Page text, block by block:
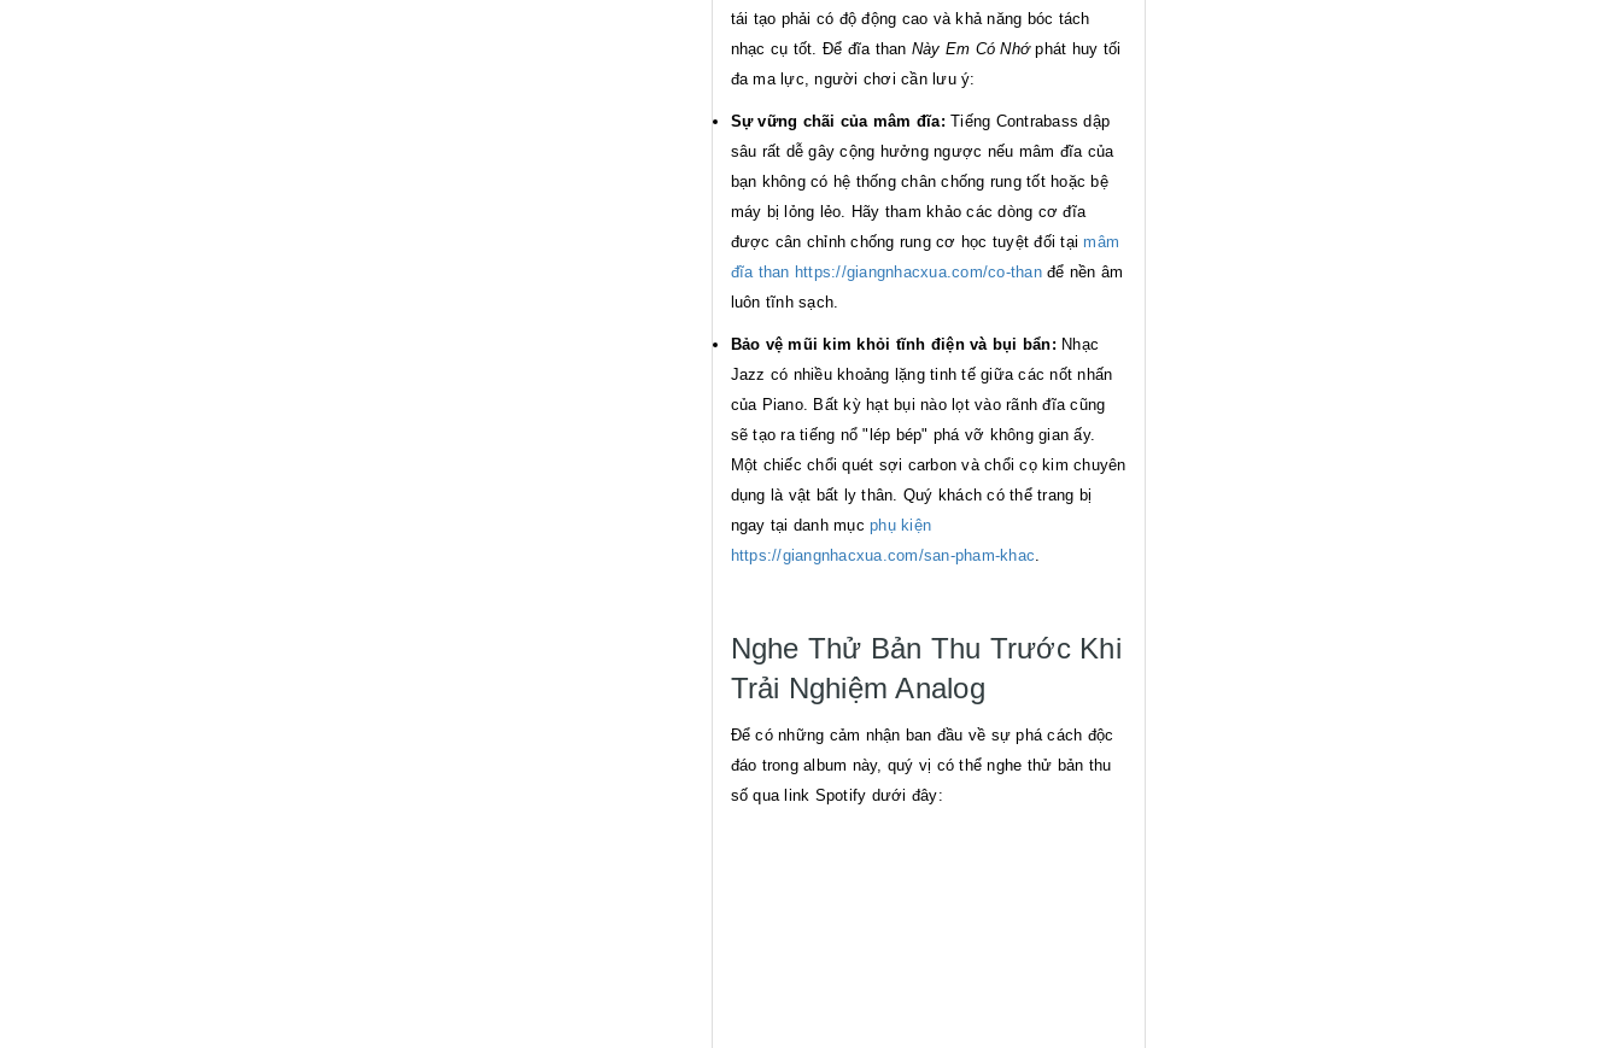
tái tạo phải có độ động cao và khả năng bóc tách
nhạc cụ tốt. Để đĩa than Này Em Có Nhớphát huy tối
đa ma lực, người chơi cần lưu ý:
Sự vững chãi của mâm đĩa: Tiếng Contrabass dập
sâu rất dễ gây cộng hưởng ngược nếu mâm đĩa của
bạn không có hệ thống chân chống rung tốt hoặc bệ
máy bị lỏng lẻo. Hãy tham khảo các dòng cơ đĩa
được cân chỉnh chống rung cơ học tuyệt đối tạimâm
đĩa than https://giangnhacxua.com/co-thanđể nền âm
luôn tĩnh sạch.
Bảo vệ mũi kim khỏi tĩnh điện và bụi bẩn: Nhạc
Jazz có nhiều khoảng lặng tinh tế giữa các nốt nhấn
của Piano. Bất kỳ hạt bụi nào lọt vào rãnh đĩa cũng
sẽ tạo ra tiếng nổ "lép bép" phá vỡ không gian ấy.
Một chiếc chổi quét sợi carbon và chổi cọ kim chuyên
dụng là vật bất ly thân. Quý khách có thể trang bị
ngay tại danh mục phụ kiện
https://giangnhacxua.com/san-pham-khac.
Nghe Thử Bản Thu Trước Khi
Trải Nghiệm Analog
Để có những cảm nhận ban đầu về sự phá cách độc
đáo trong album này, quý vị có thể nghe thử bản thu
số qua link Spotify dưới đây: